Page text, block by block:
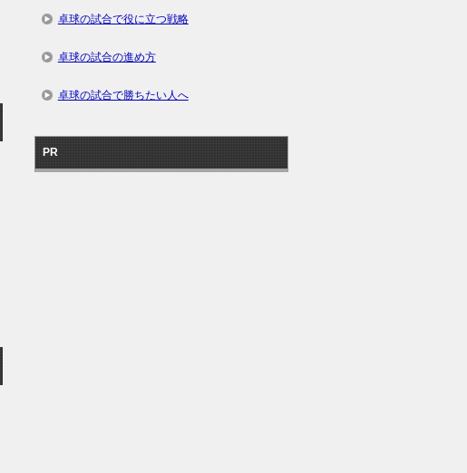
卓球の試合で役に立つ戦略
卓球の試合の進め方
卓球の試合で勝ちたい人へ
PR